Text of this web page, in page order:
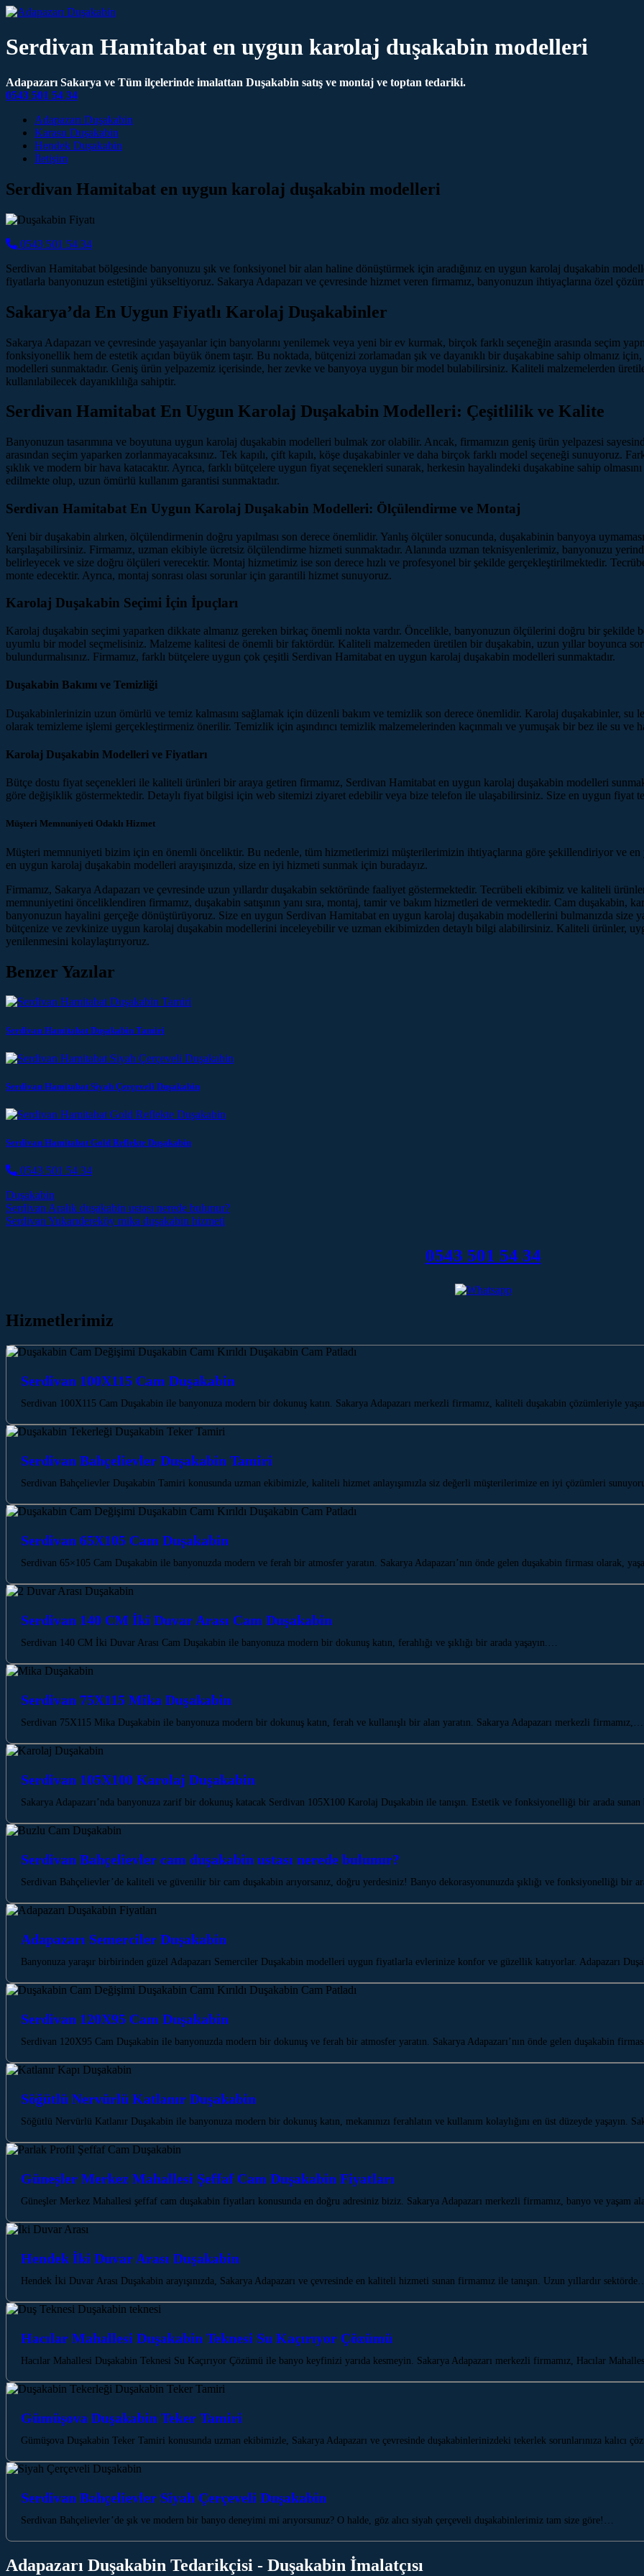
Serdivan Hamitabat en uygun karolaj duşakabin modelleri
Adapazarı Sakarya ve Tüm ilçelerinde imalattan Duşakabin satış ve montaj ve toptan tedariki.
0543 501 54 34
Main Navigation
Adapazarı Duşakabin
Karasu Duşakabin
Hendek Duşakabin
İletişim
Serdivan Hamitabat en uygun karolaj duşakabin modelleri
0543 501 54 34
Serdivan Hamitabat bölgesinde banyonuzu şık ve fonksiyonel bir alan haline dönüştürmek için aradığınız en uygun karolaj duşakabin
fiyatlarla banyonuzun estetiğini yükseltiyoruz. Sakarya Adapazarı ve çevresinde hizmet veren firmamız, banyonuzun ihtiyaçlarına özel
Sakarya’da En Uygun Fiyatlı Karolaj Duşakabinler
Sakarya Adapazarı ve çevresinde yaşayanlar için banyolarını yenilemek veya yeni bir ev kurmak, birçok farklı seçeneğin arasında seçim
fonksiyonellik hem de estetik açıdan büyük önem taşır. Bu noktada, bütçenizi zorlamadan şık ve dayanıklı bir duşakabine sahip olmanız
modelleri sunmaktadır. Geniş ürün yelpazemiz içerisinde, her zevke ve banyoya uygun bir model bulabilirsiniz. Kaliteli malzemelerden
kullanılabilecek dayanıklılığa sahiptir.
Serdivan Hamitabat En Uygun Karolaj Duşakabin Modelleri: Çeşitlilik ve Kalite
Banyonuzun tasarımına ve boyutuna uygun karolaj duşakabin modelleri bulmak zor olabilir. Ancak, firmamızın geniş ürün yelpazesi
arasından seçim yaparken zorlanmayacaksınız. Tek kapılı, çift kapılı, köşe duşakabinler ve daha birçok farklı model seçeneği sunuyoruz.
şıklık ve modern bir hava katacaktır. Ayrıca, farklı bütçelere uygun fiyat seçenekleri sunarak, herkesin hayalindeki duşakabine sahip
edilmekte olup, uzun ömürlü kullanım garantisi sunmaktadır.
Serdivan Hamitabat En Uygun Karolaj Duşakabin Modelleri: Ölçülendirme ve Montaj
Yeni bir duşakabin alırken, ölçülendirmenin doğru yapılması son derece önemlidir. Yanlış ölçüler sonucunda, duşakabinin banyoya
karşılaşabilirsiniz. Firmamız, uzman ekibiyle ücretsiz ölçülendirme hizmeti sunmaktadır. Alanında uzman teknisyenlerimiz, banyonuzu
belirleyecek ve size doğru ölçüleri verecektir. Montaj hizmetimiz ise son derece hızlı ve profesyonel bir şekilde gerçekleştirilmektedir.
monte edecektir. Ayrıca, montaj sonrası olası sorunlar için garantili hizmet sunuyoruz.
Karolaj Duşakabin Seçimi İçin İpuçları
Karolaj duşakabin seçimi yaparken dikkate almanız gereken birkaç önemli nokta vardır. Öncelikle, banyonuzun ölçülerini doğru bir
uyumlu bir model seçmelisiniz. Malzeme kalitesi de önemli bir faktördür. Kaliteli malzemeden üretilen bir duşakabin, uzun yıllar boyunca
bulundurmalısınız. Firmamız, farklı bütçelere uygun çok çeşitli Serdivan Hamitabat en uygun karolaj duşakabin modelleri sunmaktadır.
Duşakabin Bakımı ve Temizliği
Duşakabinlerinizin uzun ömürlü ve temiz kalmasını sağlamak için düzenli bakım ve temizlik son derece önemlidir. Karolaj duşakabinler, su
olarak temizleme işlemi gerçekleştirmeniz önerilir. Temizlik için aşındırıcı temizlik malzemelerinden kaçınmalı ve yumuşak bir bez ile su ve
Karolaj Duşakabin Modelleri ve Fiyatları
Bütçe dostu fiyat seçenekleri ile kaliteli ürünleri bir araya getiren firmamız, Serdivan Hamitabat en uygun karolaj duşakabin modelleri
göre değişiklik göstermektedir. Detaylı fiyat bilgisi için web sitemizi ziyaret edebilir veya bize telefon ile ulaşabilirsiniz. Size en uygun fiyat
Müşteri Memnuniyeti Odaklı Hizmet
Müşteri memnuniyeti bizim için en önemli önceliktir. Bu nedenle, tüm hizmetlerimizi müşterilerimizin ihtiyaçlarına göre şekillendiriyor ve
en uygun karolaj duşakabin modelleri arayışınızda, size en iyi hizmeti sunmak için buradayız.
Firmamız, Sakarya Adapazarı ve çevresinde uzun yıllardır duşakabin sektöründe faaliyet göstermektedir. Tecrübeli ekibimiz ve kaliteli
memnuniyetini önceliklendiren firmamız, duşakabin satışının yanı sıra, montaj, tamir ve bakım hizmetleri de vermektedir. Cam duşakabin,
banyonuzun hayalini gerçeğe dönüştürüyoruz. Size en uygun Serdivan Hamitabat en uygun karolaj duşakabin modellerini bulmanızda size
bütçenize ve zevkinize uygun karolaj duşakabin modellerini inceleyebilir ve uzman ekibimizden detaylı bilgi alabilirsiniz. Kaliteli ürünler,
yenilenmesini kolaylaştırıyoruz.
Benzer Yazılar
Serdivan Hamitabat Duşakabin Tamiri
Serdivan Hamitabat Siyah Çerçeveli Duşakabin
Serdivan Hamitabat Gold Reflekte Duşakabin
0543 501 54 34
Duşakabin
Post navigation
Serdivan Aralık duşakabin ustası nerede bulunur?
Serdivan Yukarıdereköy mika duşakabin hizmeti
0543 501 54 34
Hizmetlerimiz
Serdivan 100X115 Cam Duşakabin
Serdivan 100X115 Cam Duşakabin ile banyonuza modern bir dokunuş katın. Sakarya Adapazarı merkezli firmamız, kaliteli duşakabin çözümleriyle
Serdivan Bahçelievler Duşakabin Tamiri
Serdivan Bahçelievler Duşakabin Tamiri konusunda uzman ekibimizle, kaliteli hizmet anlayışımızla siz değerli müşterilerimize en iyi çözümleri
Serdivan 65X105 Cam Duşakabin
Serdivan 65×105 Cam Duşakabin ile banyonuzda modern ve ferah bir atmosfer yaratın. Sakarya Adapazarı’nın önde gelen duşakabin firması olarak,
Serdivan 140 CM İki Duvar Arası Cam Duşakabin
Serdivan 140 CM İki Duvar Arası Cam Duşakabin ile banyonuza modern bir dokunuş katın, ferahlığı ve şıklığı bir arada yaşayın.…
Serdivan 75X115 Mika Duşakabin
Serdivan 75X115 Mika Duşakabin ile banyonuza modern bir dokunuş katın, ferah ve kullanışlı bir alan yaratın. Sakarya Adapazarı merkezli firmamız,…
Serdivan 105X100 Karolaj Duşakabin
Sakarya Adapazarı’nda banyonuza zarif bir dokunuş katacak Serdivan 105X100 Karolaj Duşakabin ile tanışın. Estetik ve fonksiyonelliği bir arada
Serdivan Bahçelievler cam duşakabin ustası nerede bulunur?
Serdivan Bahçelievler’de kaliteli ve güvenilir bir cam duşakabin arıyorsanız, doğru yerdesiniz! Banyo dekorasyonunuzda şıklığı ve fonksiyonelliği bir
Adapazarı Semerciler Duşakabin
Banyonuza yaraşır birbirinden güzel Adapazarı Semerciler Duşakabin modelleri uygun fiyatlarla evlerinize konfor ve güzellik katıyorlar. Adapazarı
Serdivan 120X95 Cam Duşakabin
Serdivan 120X95 Cam Duşakabin ile banyonuzda modern bir dokunuş ve ferah bir atmosfer yaratın. Sakarya Adapazarı’nın önde gelen duşakabin
Söğütlü Nervürlü Katlanır Duşakabin
Söğütlü Nervürlü Katlanır Duşakabin ile banyonuza modern bir dokunuş katın, mekanınızı ferahlatın ve kullanım kolaylığını en üst düzeyde yaşayın.
Güneşler Merkez Mahallesi Şeffaf Cam Duşakabin Fiyatları
Güneşler Merkez Mahallesi şeffaf cam duşakabin fiyatları konusunda en doğru adresiniz biziz. Sakarya Adapazarı merkezli firmamız, banyo ve yaşam
Hendek İki Duvar Arası Duşakabin
Hendek İki Duvar Arası Duşakabin arayışınızda, Sakarya Adapazarı ve çevresinde en kaliteli hizmeti sunan firmamız ile tanışın. Uzun yıllardır
Hacılar Mahallesi Duşakabin Teknesi Su Kaçırıyor Çözümü
Hacılar Mahallesi Duşakabin Teknesi Su Kaçırıyor Çözümü ile banyo keyfinizi yarıda kesmeyin. Sakarya Adapazarı merkezli firmamız, Hacılar
Gümüşova Duşakabin Teker Tamiri
Gümüşova Duşakabin Teker Tamiri konusunda uzman ekibimizle, Sakarya Adapazarı ve çevresinde duşakabinlerinizdeki tekerlek sorunlarınıza kalıcı
Serdivan Bahçelievler Siyah Çerçeveli Duşakabin
Serdivan Bahçelievler’de şık ve modern bir banyo deneyimi mi arıyorsunuz? O halde, göz alıcı siyah çerçeveli duşakabinlerimiz tam size göre!…
Adapazarı Duşakabin Tedarikçisi - Duşakabin İmalatçısı